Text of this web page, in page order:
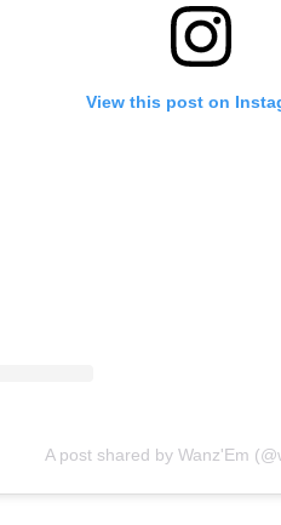
View this post on
A post shared by Wanz'Em